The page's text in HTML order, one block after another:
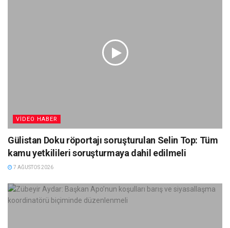
VIDEO HABER
Gülistan Doku röportajı soruşturulan Selin Top: Tüm
kamu yetkilileri soruşturmaya dahil edilmeli
7 AĞUSTOS 2026